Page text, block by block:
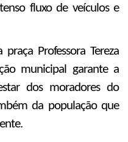
fluxo de veículos e
Professora Tereza
municipal garante a
dos moradores do
da população que